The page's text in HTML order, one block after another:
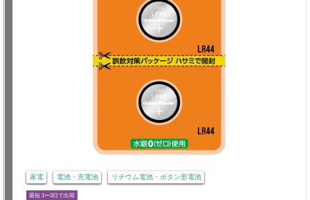
家電 電池・充電池 リチウム電池・ボタン形電池
最短 1〜3日で出荷